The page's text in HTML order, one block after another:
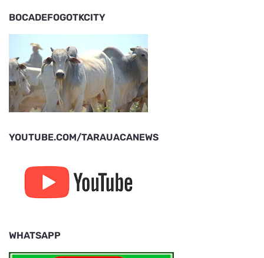
BOCADEFOGOTKCITY
YOUTUBE.COM/TARAUACANEWS
WHATSAPP